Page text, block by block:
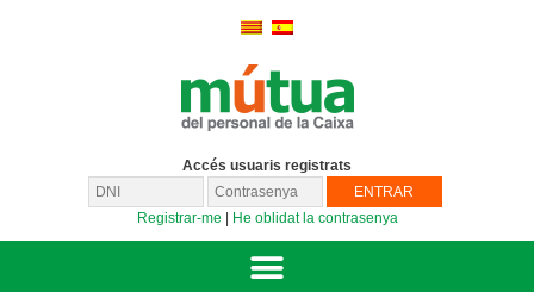
Accés usuaris registrats
Registrar-me He oblidat la contrasenya